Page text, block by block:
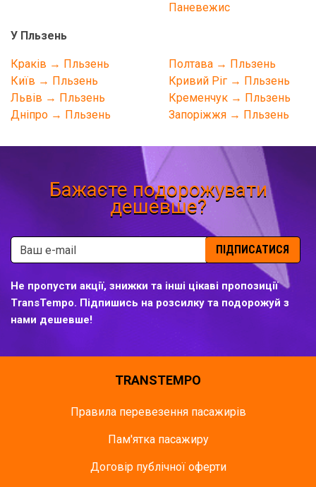
Паневежис
У Пльзень
Краків → Пльзень
Київ → Пльзень
Львів → Пльзень
Дніпро → Пльзень
Полтава → Пльзень
Кривий Ріг → Пльзень
Кременчук → Пльзень
Запоріжжя → Пльзень
Бажаєте подорожувати
дешевше?
ПІДПИСАТИСЯ
Не пропусти акції, знижки та інші цікаві пропозиції
TransTempo. Підпишись на розсилку та подорожуй з
нами дешевше!
TRANSTEMPO
Правила перевезення пасажирів
Пам'ятка пасажиру
Договір публічної оферти